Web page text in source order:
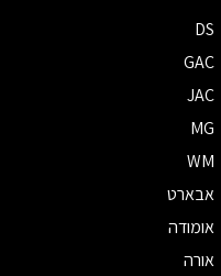
DS
GAC
JAC
MG
WM
אבארט
אומודה
אורה